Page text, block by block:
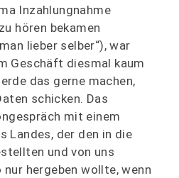
Inzahlungnahme
hören bekamen
lieber selber“), war
Geschäft diesmal kaum
das gerne machen,
schicken. Das
mit einem
Landes, der den in die
und von uns
hergeben wollte, wenn